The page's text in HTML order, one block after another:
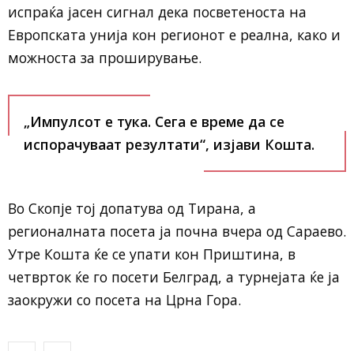
испраќа јасен сигнал дека посветеноста на
Европската унија кон регионот е реална, како и
можноста за проширување.
„Импулсот е тука. Сега е време да се
испорачуваат резултати“, изјави Кошта.
Во Скопје тој допатува од Тирана, а
регионалната посета ја почна вчера од Сараево.
Утре Кошта ќе се упати кон Приштина, в
четврток ќе го посети Белград, а турнејата ќе ја
заокружи со посета на Црна Гора.